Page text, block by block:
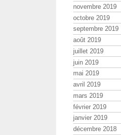
novembre 2019
octobre 2019
septembre 2019
août 2019
juillet 2019
juin 2019
mai 2019
avril 2019
mars 2019
février 2019
janvier 2019
décembre 2018